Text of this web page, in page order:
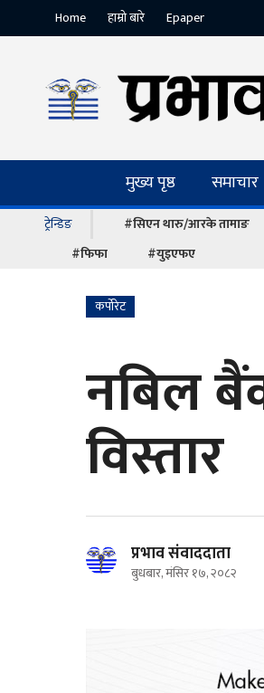
Home हाम्रो बारे Epaper
मुख्य पृष्ठ समाचार
ट्रेन्डिङ #सिएन थारु/आरके तामाङ
#फिफा
#युइएफए
कर्पोरेट
नबिल
विस्तार
प्रभाव संवाददाता
बुधबार, मंसिर १७, २०८२